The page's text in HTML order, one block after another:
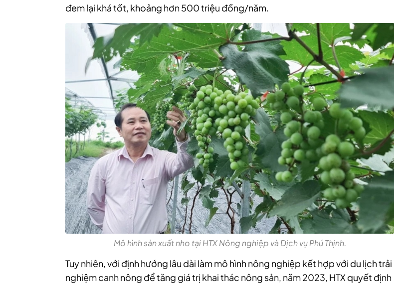
đem lại khá tốt, khoảng hơn 500 triệu đồng/năm.
Mô hình sản xuất nho tại HTX Nông nghiệp và Dịch vụ Phú Thịnh.
Tuy nhiên, với định hướng lâu dài làm mô hình nông nghiệp kết hợp với du lịch trải
nghiệm canh nông để tăng giá trị khai thác nông sản, năm 2023, HTX quyết định